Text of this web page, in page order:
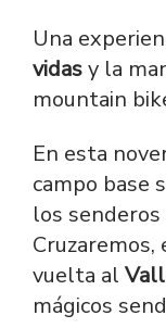
Una
vidasy la
mountain
En esta
campo base
los senderos
Cruzaremos,
vuelta al
mágicos